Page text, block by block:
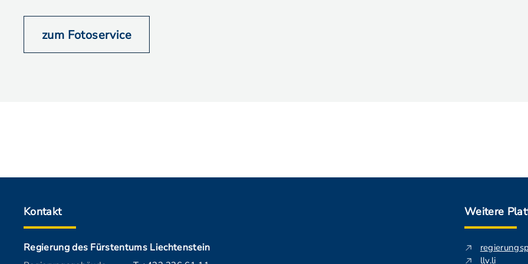
zum Fotoservice
Kontakt
Regierung des Fürstentums Liechtenstein
Weitere
llv.li